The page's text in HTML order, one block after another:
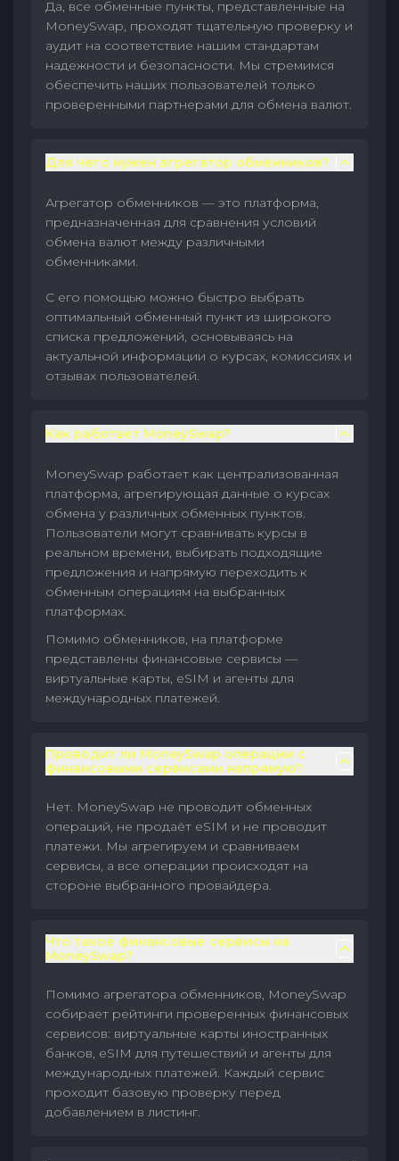
Да, все обменные пункты, представленные на
MoneySwap, проходят тщательную проверку и
аудит на соответствие нашим стандартам
надежности и безопасности. Мы стремимся
обеспечить наших пользователей только
проверенными партнерами для обмена валют.
Для чего нужен агрегатор обменников?
Агрегатор обменников — это платформа,
предназначенная для сравнения условий
обмена валют между различными
обменниками.
С его помощью можно быстро выбрать
оптимальный обменный пункт из широкого
списка предложений, основываясь на
актуальной информации о курсах, комиссиях и
отзывах пользователей.
Как работает MoneySwap?
MoneySwap работает как централизованная
платформа, агрегирующая данные о курсах
обмена у различных обменных пунктов.
Пользователи могут сравнивать курсы в
реальном времени, выбирать подходящие
предложения и напрямую переходить к
обменным операциям на выбранных
платформах.
Помимо обменников, на платформе
представлены финансовые сервисы —
виртуальные карты, eSIM и агенты для
международных платежей.
Проводит ли MoneySwap операции с
финансовыми сервисами напрямую?
Нет. MoneySwap не проводит обменных
операций, не продаёт eSIM и не проводит
платежи. Мы агрегируем и сравниваем
сервисы, а все операции происходят на
стороне выбранного провайдера.
Что такое финансовые сервисы на
MoneySwap?
Помимо агрегатора обменников, MoneySwap
собирает рейтинги проверенных финансовых
сервисов: виртуальные карты иностранных
банков, eSIM для путешествий и агенты для
международных платежей. Каждый сервис
проходит базовую проверку перед
добавлением в листинг.